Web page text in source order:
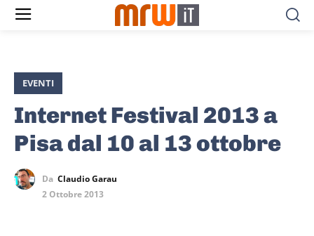
EVENTI
Internet Festival 2013 a
Pisa dal 10 al 13 ottobre
Da Claudio Garau
2 Ottobre 2013